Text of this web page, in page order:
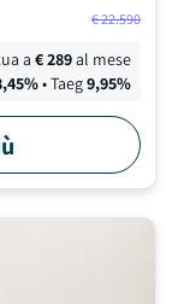
€22.590
a€289al mese
%• Taeg9,95%